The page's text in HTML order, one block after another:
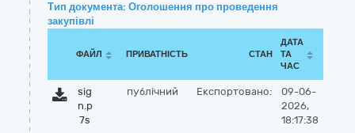
Тип документа: Оголошення про проведення
закупівлі
ФАЙЛ ПРИВАТНІСТЬ СТАН
ДАТА
ТА
ЧАС
sig
n.p
7s
публічний Експортовано:
09-06-
2026,
18:17:38